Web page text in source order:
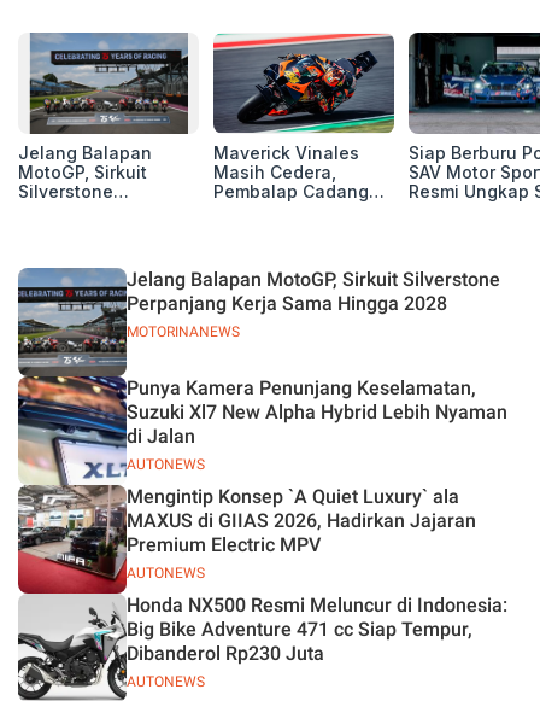
Jelang Balapan
MotoGP, Sirkuit
Silverstone
Maverick Vinales
Masih Cedera,
Pembalap Cadangan
Siap Berburu
SAV Motor
Resmi Ungkap
MOTORINANEWS
Jelang Balapan MotoGP, Sirkuit Silverstone
Perpanjang Kerja Sama Hingga 2028
AUTONEWS
Punya Kamera Penunjang Keselamatan,
Suzuki Xl7 New Alpha Hybrid Lebih Nyaman
di Jalan
AUTONEWS
Mengintip Konsep `A Quiet Luxury` ala
MAXUS di GIIAS 2026, Hadirkan Jajaran
Premium Electric MPV
AUTONEWS
Honda NX500 Resmi Meluncur di Indonesia:
Big Bike Adventure 471 cc Siap Tempur,
Dibanderol Rp230 Juta